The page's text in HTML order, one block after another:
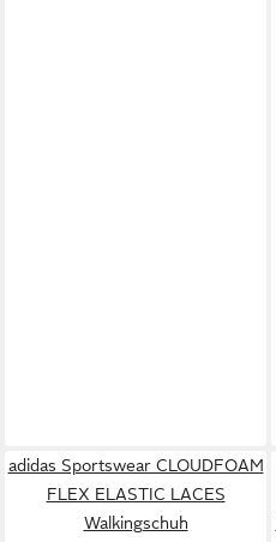
adidas Sportswear CLOUDFOAM
FLEX ELASTIC LACES
Walkingschuh